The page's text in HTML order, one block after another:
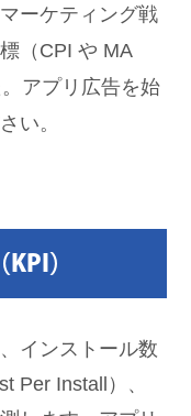
ーケティング戦
（CPI や MA
アプリ広告を始
い。
）
インストール数
Per Install）、